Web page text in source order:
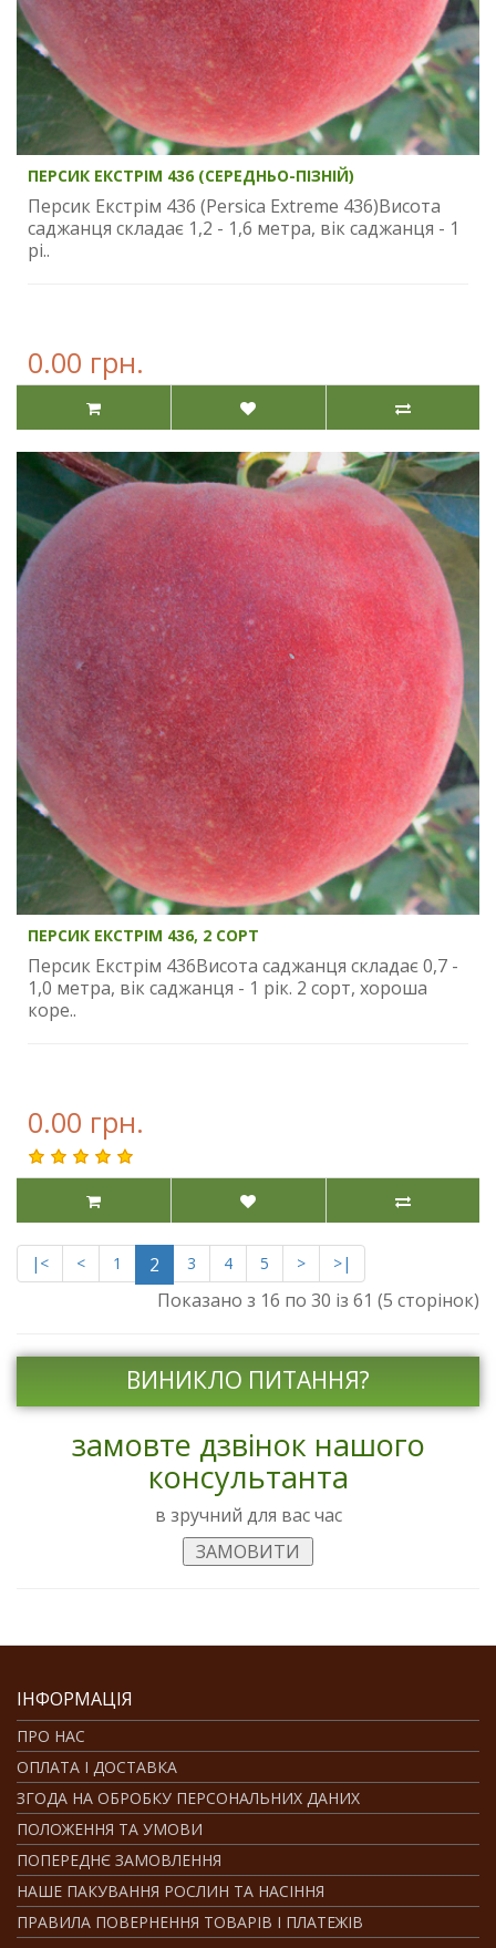
ПЕРСИК ЕКСТРІМ 436 (СЕРЕДНЬО-ПІЗНІЙ)
Персик Екстрім 436 (Persica Extrеmе 436)Висота
саджанця складає 1,2 - 1,6 метра, вік саджанця - 1
рі..
0.00 грн.
ПЕРСИК ЕКСТРІМ 436, 2 СОРТ
Персик Екстрім 436Висота саджанця складає 0,7 -
1,0 метра, вік саджанця - 1 рік. 2 сорт, хороша
коре..
0.00 грн.
|< < 1 2 3 4 5 > >|
Показано з 16 по 30 із 61 (5 сторінок)
ВИНИКЛО ПИТАННЯ?
замовте дзвінок нашого
консультанта
в зручний для вас час
ІНФОРМАЦІЯ
ПРО НАС
ОПЛАТА І ДОСТАВКА
ЗГОДА НА ОБРОБКУ ПЕРСОНАЛЬНИХ ДАНИХ
ПОЛОЖЕННЯ ТА УМОВИ
ПОПЕРЕДНЄ ЗАМОВЛЕННЯ
НАШЕ ПАКУВАННЯ РОСЛИН ТА НАСІННЯ
ПРАВИЛА ПОВЕРНЕННЯ ТОВАРІВ І ПЛАТЕЖІВ